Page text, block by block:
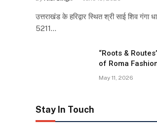
उत्तराखंड के हरिद्वार स्थित श्री साई शिव
5211…
“Roots &
of Roma
May 11, 2026
Stay In Touch